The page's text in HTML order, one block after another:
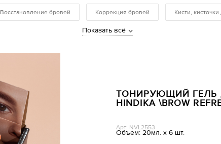
Восстановление бровей Коррекция бровей Кисти,
Показать всё
ТОНИРУЮЩИЙ ГЕЛЬ
HINDIKA \BROW
Арт: NVL2553
Объем: 20мл. х 6 шт.